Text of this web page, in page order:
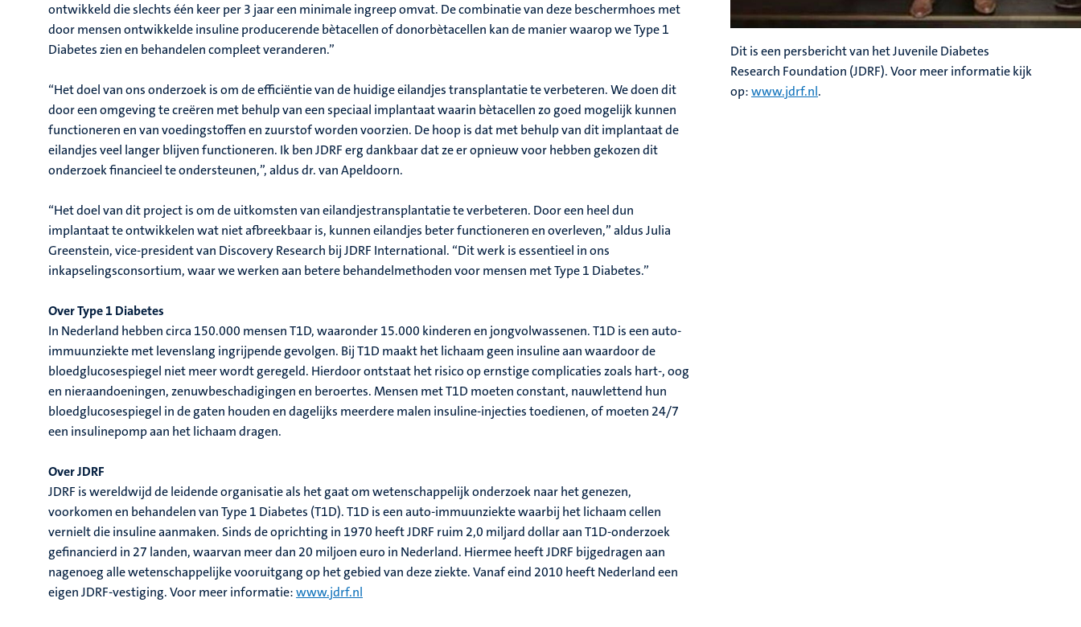
ontwikkeld die slechts één keer per 3 jaar een minimale ingreep omvat. De combinatie van deze beschermhoes met
door mensen ontwikkelde insuline producerende bètacellen of donorbètacellen kan de manier waarop we Type 1
Diabetes zien en behandelen compleet veranderen.”
“Het doel van ons onderzoek is om de efficiëntie van de huidige eilandjes transplantatie te verbeteren. We doen dit
door een omgeving te creëren met behulp van een speciaal implantaat waarin bètacellen zo goed mogelijk kunnen
functioneren en van voedingstoffen en zuurstof worden voorzien. De hoop is dat met behulp van dit implantaat de
eilandjes veel langer blijven functioneren. Ik ben JDRF erg dankbaar dat ze er opnieuw voor hebben gekozen dit
onderzoek financieel te ondersteunen,”, aldus dr. van Apeldoorn.
“Het doel van dit project is om de uitkomsten van eilandjestransplantatie te verbeteren. Door een heel dun
implantaat te ontwikkelen wat niet afbreekbaar is, kunnen eilandjes beter functioneren en overleven,” aldus Julia
Greenstein, vice-president van Discovery Research bij JDRF International. “Dit werk is essentieel in ons
inkapselingsconsortium, waar we werken aan betere behandelmethoden voor mensen met Type 1 Diabetes.”
Over Type 1 Diabetes
In Nederland hebben circa 150.000 mensen T1D, waaronder 15.000 kinderen en jongvolwassenen. T1D is een auto-
immuunziekte met levenslang ingrijpende gevolgen. Bij T1D maakt het lichaam geen insuline aan waardoor de
bloedglucosespiegel niet meer wordt geregeld. Hierdoor ontstaat het risico op ernstige complicaties zoals hart-, oog
en nieraandoeningen, zenuwbeschadigingen en beroertes. Mensen met T1D moeten constant, nauwlettend hun
bloedglucosespiegel in de gaten houden en dagelijks meerdere malen insuline-injecties toedienen, of moeten 24/7
een insulinepomp aan het lichaam dragen.
Over JDRF
JDRF is wereldwijd de leidende organisatie als het gaat om wetenschappelijk onderzoek naar het genezen,
voorkomen en behandelen van Type 1 Diabetes (T1D). T1D is een auto-immuunziekte waarbij het lichaam cellen
vernielt die insuline aanmaken. Sinds de oprichting in 1970 heeft JDRF ruim 2,0 miljard dollar aan T1D-onderzoek
gefinancierd in 27 landen, waarvan meer dan 20 miljoen euro in Nederland. Hiermee heeft JDRF bijgedragen aan
nagenoeg alle wetenschappelijke vooruitgang op het gebied van deze ziekte. Vanaf eind 2010 heeft Nederland een
eigen JDRF-vestiging. Voor meer informatie:www.jdrf.nl
Dit is een persbericht van het Juvenile Diabetes
Research Foundation (JDRF). Voor meer informatie kijk
op:www.jdrf.nl.